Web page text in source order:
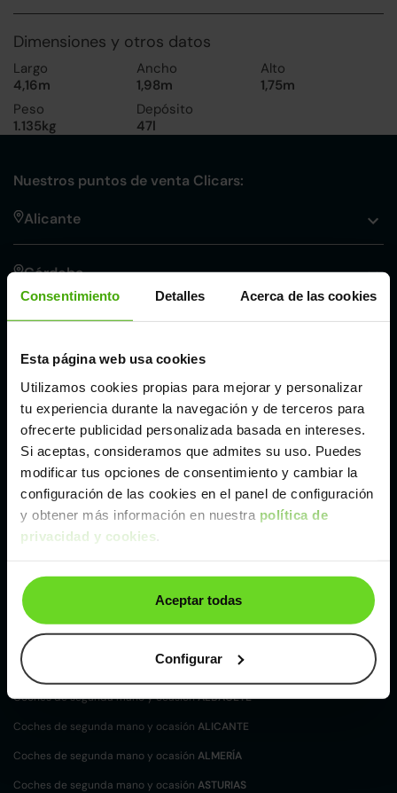
Consentimiento Detalles Acerca de las cookies
Esta página web usa cookies
Utilizamos cookies propias para mejorar y personalizar
tu experiencia durante la navegación y de terceros para
ofrecerte publicidad personalizada basada en intereses.
Si aceptas, consideramos que admites su uso. Puedes
modificar tus opciones de consentimiento y cambiar la
configuración de las cookies en el panel de configuración
y obtener más información en nuestra política de
privacidad y cookies
Aceptar todas
Configurar
Dimensiones y otros datos
Largo
4,16m
Ancho
1,98m
Alto
1,75m
Peso
1.135kg
Depósito
47l
Nuestros puntos de venta Clicars:
Alicante
Córdoba
Madrid
Málaga
Valencia
Zaragoza
Ford Transit Courier de segunda mano y ocasión
Coches de segunda mano y ocasión por
localización
Coches de segunda mano y ocasiónALBACETE
Coches de segunda mano y ocasión ALICANTE
Coches de segunda mano y ocasión ALMERÍA
Coches de segunda mano y ocasión ASTURIAS